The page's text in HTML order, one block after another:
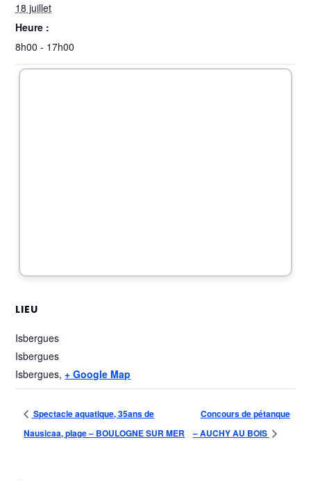
18 juillet
Heure :
8h00 - 17h00
LIEU
Isbergues
Isbergues
Isbergues, + Google Map
Spectacle aquatique, 35ans de
Nausicaa, plage – BOULOGNE SUR MER
Concours de pétanque
– AUCHY AU BOIS